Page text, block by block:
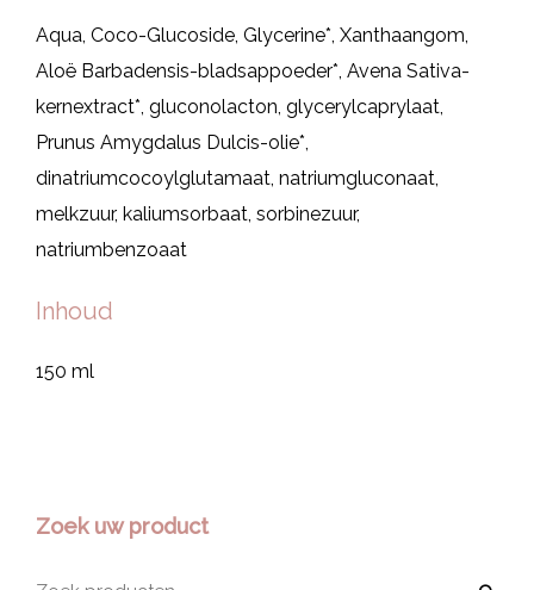
Aqua, Coco-Glucoside, Glycerine*, Xanthaangom,
Aloë Barbadensis-bladsappoeder*, Avena Sativa-
kernextract*, gluconolacton, glycerylcaprylaat,
Prunus Amygdalus Dulcis-olie*,
dinatriumcocoylglutamaat, natriumgluconaat,
melkzuur, kaliumsorbaat, sorbinezuur,
natriumbenzoaat
Inhoud
150 ml
Zoek uw product